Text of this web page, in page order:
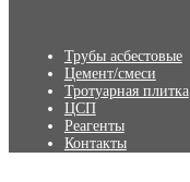
Трубы асбестовые
Цемент/смеси
Тротуарная плитка
ЦСП
Реагенты
Контакты